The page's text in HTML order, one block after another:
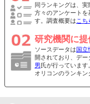
同ランキングは、
方々のアンケートを
す。調査概要はこち
研究機関に
ソースデータは 国立
開されており、デー
男 氏が行っています。
オリコンのランキ